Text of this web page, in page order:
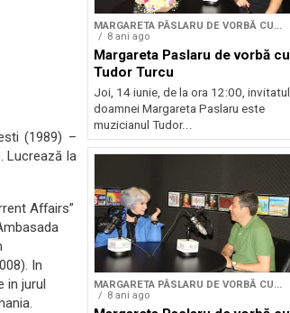
(1989) –
Lucrează la
Affairs”
In
in jurul
MARGARETA PÂSLARU DE VORBĂ CU...
8 ani ago
Margareta Paslaru de vorbă cu
Tudor Turcu
Joi, 14 iunie, de la ora 12:00, invitatul
doamnei Margareta Paslaru este
muzicianul Tudor...
MARGARETA PÂSLARU DE VORBĂ CU...
8 ani ago